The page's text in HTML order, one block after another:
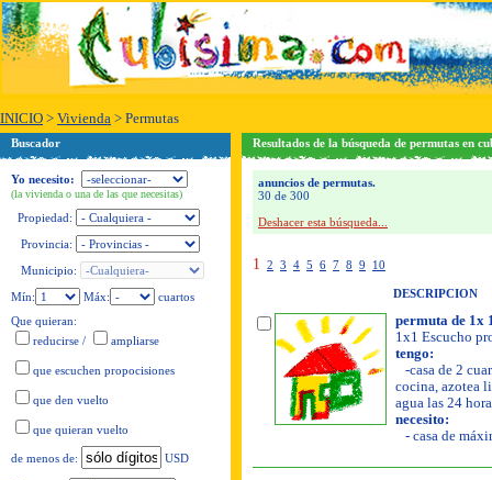
INICIO > Vivienda > Permutas
Buscador
Yo necesito:
(la vivienda o una de las que necesitas)
Propiedad:
Provincia:
Municipio:
Mín:
Máx:
cuartos
Que quieran:
reducirse / ampliarse
que escuchen propocisiones
que den vuelto
que quieran vuelto
de menos de: USD
Resultados de la búsqueda de permutas en
anuncios de permutas.
30 de 300
Deshacer esta búsqueda...
1 2 3 4 5 6 7 8 9 10
DESCRIPCION
permuta de 1x
1x1 Escucho
tengo:
-casa de 2
cocina, azotea
agua las 24
necesito:
- casa de